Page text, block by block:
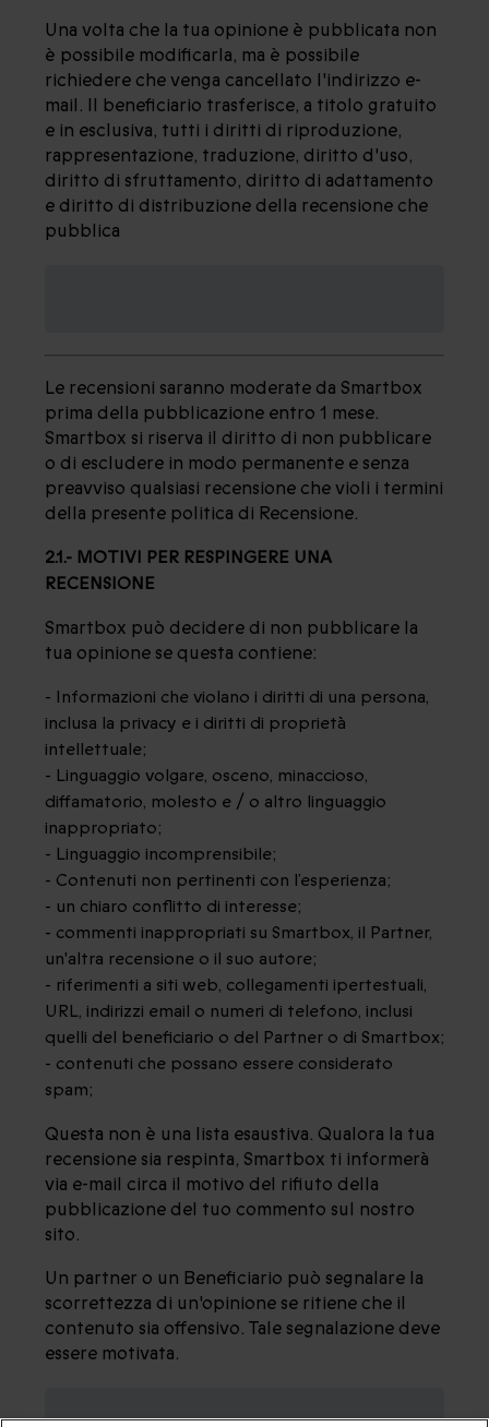
Una volta che la tua opinione è pubblicata non
è possibile modificarla, ma è possibile
richiedere che venga cancellato l'indirizzo e-
mail. Il beneficiario trasferisce, a titolo gratuito
e in esclusiva, tutti i diritti di riproduzione,
rappresentazione, traduzione, diritto d'uso,
diritto di sfruttamento, diritto di adattamento
e diritto di distribuzione della recensione che
pubblica
Le recensioni saranno moderate da Smartbox
prima della pubblicazione entro 1 mese.
Smartbox si riserva il diritto di non pubblicare
o di escludere in modo permanente e senza
preavviso qualsiasi recensione che violi i termini
della presente politica di Recensione.
2.1.- MOTIVI PER RESPINGERE UNA
RECENSIONE
Smartbox può decidere di non pubblicare la
tua opinione se questa contiene:
- Informazioni che violano i diritti di una persona,
inclusa la privacy e i diritti di proprietà
intellettuale;
- Linguaggio volgare, osceno, minaccioso,
diffamatorio, molesto e / o altro linguaggio
inappropriato;
- Linguaggio incomprensibile;
- Contenuti non pertinenti con l’esperienza;
- un chiaro conflitto di interesse;
- commenti inappropriati su Smartbox, il Partner,
un'altra recensione o il suo autore;
- riferimenti a siti web, collegamenti ipertestuali,
URL, indirizzi email o numeri di telefono, inclusi
quelli del beneficiario o del Partner o di Smartbox;
- contenuti che possano essere considerato
spam;
Questa non è una lista esaustiva. Qualora la tua
recensione sia respinta, Smartbox ti informerà
via e-mail circa il motivo del rifiuto della
pubblicazione del tuo commento sul nostro
sito.
Un partner o un Beneficiario può segnalare la
scorrettezza di un'opinione se ritiene che il
contenuto sia offensivo. Tale segnalazione deve
essere motivata.